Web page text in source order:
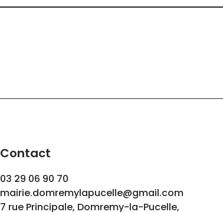
Contact
03 29 06 90 70
mairie.domremylapucelle@gmail.com
7 rue Principale, Domremy-la-Pucelle,